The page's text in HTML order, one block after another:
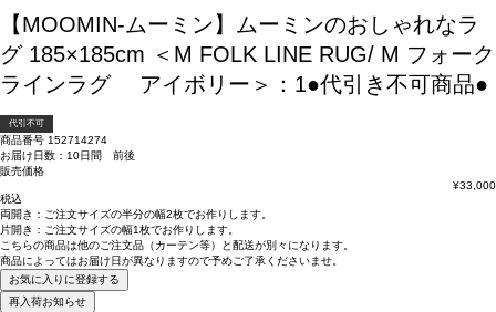
【MOOMIN-ムーミン】ムーミンのおしゃれなラ
グ 185×185cm ＜M FOLK LINE RUG/ M フォーク
ラインラグ アイボリー＞：1●代引き不可商品●
代引不可
商品番号 152714274
お届け日数：10日間 前後
販売価格
¥33,000
税込
両開き： ご注文サイズの半分の幅2枚でお作りします。
片開き： ご注文サイズの幅1枚でお作りします。
こちらの商品は他のご注文品（カーテン等）と配送が別々 になります。
商品によってはお届け日が異なりますので予めご了承くださいませ。
お気に入りに登録する
再入荷お知らせ